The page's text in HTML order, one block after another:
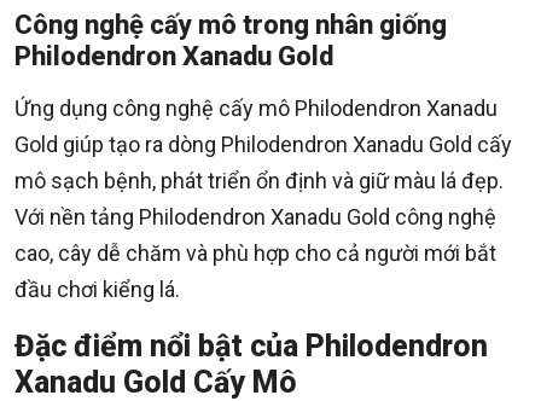
Công nghệ cấy mô trong nhân giống
Philodendron Xanadu Gold
Ứng dụng công nghệ cấy mô Philodendron Xanadu
Gold giúp tạo ra dòng Philodendron Xanadu Gold cấy
mô sạch bệnh, phát triển ổn định và giữ màu lá đẹp.
Với nền tảng Philodendron Xanadu Gold công nghệ
cao, cây dễ chăm và phù hợp cho cả người mới bắt
đầu chơi kiểng lá.
Đặc điểm nổi bật của Philodendron
Xanadu Gold Cấy Mô